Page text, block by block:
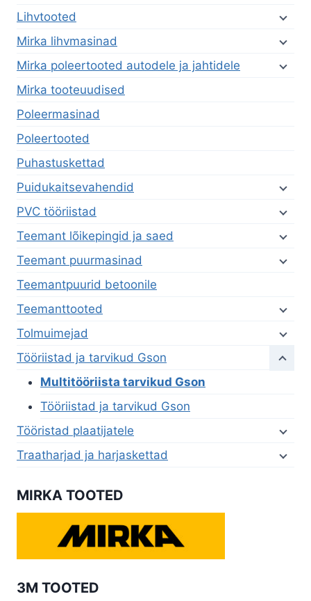
Lihvtooted
Mirka lihvmasinad
Mirka poleertooted autodele ja jahtidele
Mirka tooteuudised
Poleermasinad
Poleertooted
Puhastuskettad
Puidukaitsevahendid
PVC tööriistad
Teemant lõikepingid ja saed
Teemant puurmasinad
Teemantpuurid betoonile
Teemanttooted
Tolmuimejad
Tööriistad ja tarvikud Gson
Multitööriista tarvikud Gson
Tööriistad ja tarvikud Gson
Tööristad plaatijatele
Traatharjad ja harjaskettad
MIRKA TOOTED
3M TOOTED